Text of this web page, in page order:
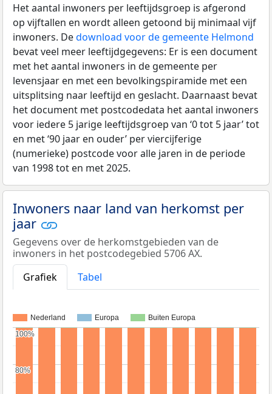
Het aantal inwoners per leeftijdsgroep is afgerond
op vijftallen en wordt alleen getoond bij minimaal vijf
inwoners. Dedownload voor de gemeente Helmond
bevat veel meer leeftijdgegevens: Er is een document
met het aantal inwoners in de gemeente per
levensjaar en met een bevolkingspiramide met een
uitsplitsing naar leeftijd en geslacht. Daarnaast bevat
het document met postcodedata het aantal inwoners
voor iedere 5 jarige leeftijdsgroep van ‘0 tot 5 jaar’ tot
en met ‘90 jaar en ouder’ per viercijferige
(numerieke) postcode voor alle jaren in de periode
van 1998 tot en met 2025.
Inwoners naar land van herkomst per
jaar
Gegevens over de herkomstgebieden van de
inwoners in het postcodegebied 5706 AX.
Grafiek
Tabel
Nederland Europa Buiten Europa
80%
80%
100%
100%